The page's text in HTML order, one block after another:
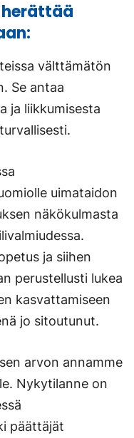
välttämätön
Se antaa
ja liikkumisesta
uimataidon
näkökulmasta
ja siihen
perustellusti lukea
kasvattamiseen
jo sitoutunut.
arvon annamme
Nykytilanne on
päättäjät